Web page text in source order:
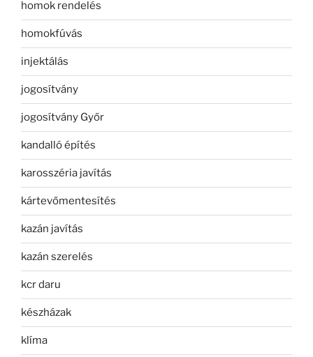
homok rendelés
homokfúvás
injektálás
jogosítvány
jogosítvány Győr
kandalló építés
karosszéria javítás
kártevőmentesítés
kazán javítás
kazán szerelés
kcr daru
készházak
klíma